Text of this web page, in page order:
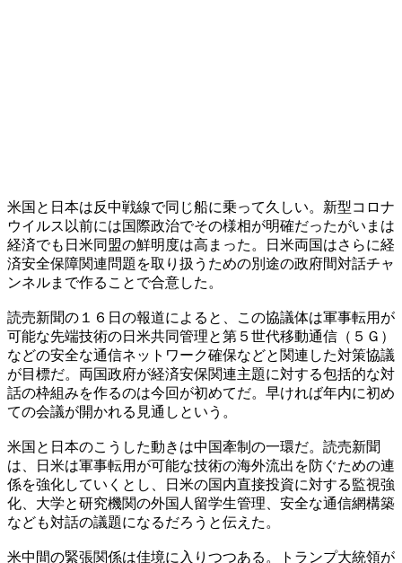
米国と日本は反中戦線で同じ船に乗って久しい。新型コロナ
ウイルス以前には国際政治でその様相が明確だったがいまは
経済でも日米同盟の鮮明度は高まった。日米両国はさらに経
済安全保障関連問題を取り扱うための別途の政府間対話チャ
ンネルまで作ることで合意した。
読売新聞の１６日の報道によると、この協議体は軍事転用が
可能な先端技術の日米共同管理と第５世代移動通信（５Ｇ）
などの安全な通信ネットワーク確保などと関連した対策協議
が目標だ。両国政府が経済安保関連主題に対する包括的な対
話の枠組みを作るのは今回が初めてだ。早ければ年内に初め
ての会議が開かれる見通しという。
米国と日本のこうした動きは中国牽制の一環だ。読売新聞
は、日米は軍事転用が可能な技術の海外流出を防ぐための連
係を強化していくとし、日米の国内直接投資に対する監視強
化、大学と研究機関の外国人留学生管理、安全な通信網構築
なども対話の議題になるだろうと伝えた。
米中間の緊張関係は佳境に入りつつある。トランプ大統領が